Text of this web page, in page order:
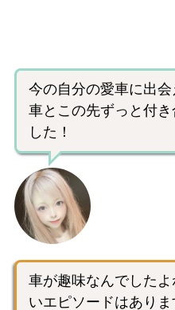
今の自分の愛車に出
車とこの先ずっと付
した！
車が趣味なんでした
いエピソードはありま